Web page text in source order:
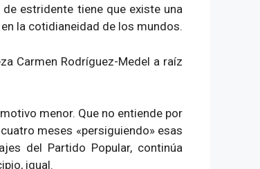
estridente tiene que existe una
la cotidianeidad de los mundos.
Carmen Rodríguez-Medel a raíz
menor. Que no entiende por
meses «persiguiendo» esas
del Partido Popular, continúa
igual.